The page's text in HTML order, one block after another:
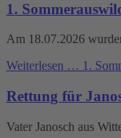
1.
Am 18.07.2026
Weiterlesen … 1.
Rettung für
Vater Janosch aus